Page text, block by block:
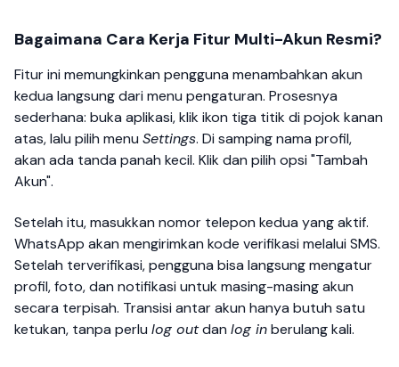
Bagaimana Cara Kerja Fitur Multi-Akun Resmi?
Fitur ini memungkinkan pengguna menambahkan akun
kedua langsung dari menu pengaturan. Prosesnya
sederhana: buka aplikasi, klik ikon tiga titik di pojok kanan
atas, lalu pilih menu Settings. Di samping nama profil,
akan ada tanda panah kecil. Klik dan pilih opsi "Tambah
Akun".
Setelah itu, masukkan nomor telepon kedua yang aktif.
WhatsApp akan mengirimkan kode verifikasi melalui SMS.
Setelah terverifikasi, pengguna bisa langsung mengatur
profil, foto, dan notifikasi untuk masing-masing akun
secara terpisah. Transisi antar akun hanya butuh satu
ketukan, tanpa perlu log outdan log inberulang kali.